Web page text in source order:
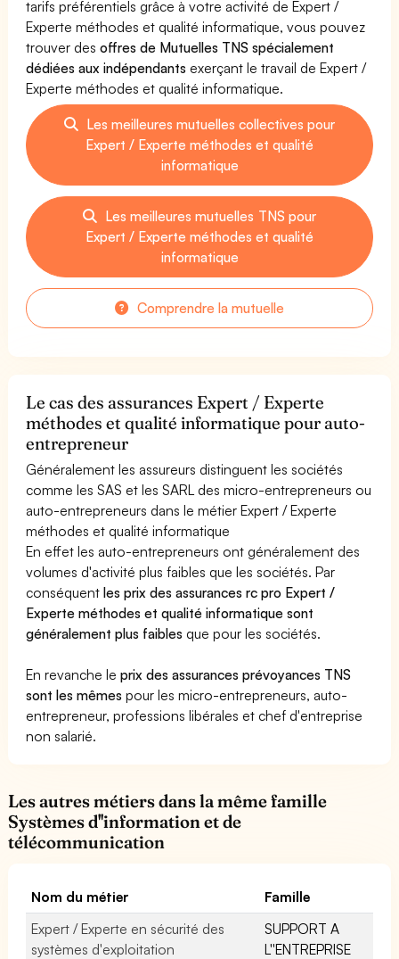
tarifs préférentiels grâce à votre activité de Expert /
Experte méthodes et qualité informatique, vous pouvez
trouver desoffres de Mutuelles TNS spécialement
dédiées aux indépendants exerçant le travail de Expert /
Experte méthodes et qualité informatique.
Les meilleures mutuelles collectives pour
Expert / Experte méthodes et qualité
informatique
Les meilleures mutuelles TNS pour
Expert / Experte méthodes et qualité
informatique
Comprendre la mutuelle
Le cas des assurances Expert / Experte
méthodes et qualité informatique pour auto-
entrepreneur
Généralement les assureurs distinguent les sociétés
comme les SAS et les SARL des micro-entrepreneurs ou
auto-entrepreneurs dans le métier Expert / Experte
méthodes et qualité informatique
En effet les auto-entrepreneurs ont généralement des
volumes d'activité plus faibles que les sociétés. Par
conséquentles prix des assurances rc pro Expert /
Experte méthodes et qualité informatique sont
généralement plus faibles que pour les sociétés.
En revanche leprix des assurances prévoyances TNS
sont les mêmes pour les micro-entrepreneurs, auto-
entrepreneur, professions libérales et chef d'entreprise
non salarié.
Les autres métiers dans la même famille
Systèmes d''information et de
télécommunication
Nom du métier
Famille
Expert / Experte en sécurité des
systèmes d'exploitation
SUPPORT A
L''ENTREPRISE